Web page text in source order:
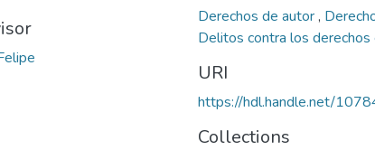
Derechos de autor,
Delitos contra los derechos
URI
https://hdl.handle.net/
Collections